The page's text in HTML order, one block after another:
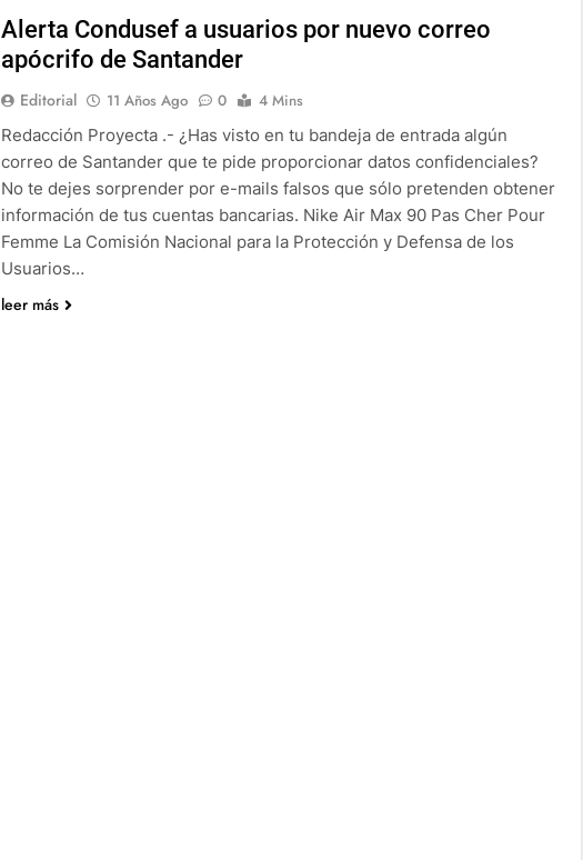
Alerta Condusef a usuarios por nuevo correo
apócrifo de Santander
Editorial 11 Años Ago 0
4 Mins
Redacción Proyecta .- ¿Has visto en tu bandeja de entrada algún
correo de Santander que te pide proporcionar datos confidenciales?
No te dejes sorprender por e-mails falsos que sólo pretenden obtener
información de tus cuentas bancarias. Nike Air Max 90 Pas Cher Pour
Femme La Comisión Nacional para la Protección y Defensa de los
Usuarios…
leer más